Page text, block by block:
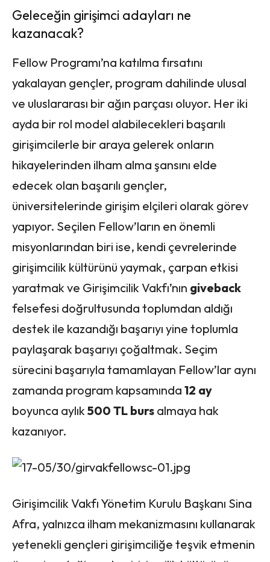
Geleceğin girişimci adayları ne
kazanacak?
Fellow Programı’na katılma fırsatını
yakalayan gençler, program dahilinde ulusal
ve uluslararası bir ağın parçası oluyor. Her iki
ayda bir rol model alabilecekleri başarılı
girişimcilerle bir araya gelerek onların
hikayelerinden ilham alma şansını elde
edecek olan başarılı gençler,
üniversitelerinde girişim elçileri olarak görev
yapıyor. Seçilen Fellow’ların en önemli
misyonlarından biri ise, kendi çevrelerinde
girişimcilik kültürünü yaymak, çarpan etkisi
yaratmak ve Girişimcilik Vakfı’nın giveback
felsefesi doğrultusunda toplumdan aldığı
destek ile kazandığı başarıyı yine toplumla
paylaşarak başarıyı çoğaltmak. Seçim
sürecini başarıyla tamamlayan Fellow’lar aynı
zamanda program kapsamında 12 ay
boyunca aylık 500 TL burs almaya hak
kazanıyor.
Girişimcilik Vakfı Yönetim Kurulu Başkanı Sina
Afra, yalnızca ilham mekanizmasını kullanarak
yetenekli gençleri girişimciliğe teşvik etmenin